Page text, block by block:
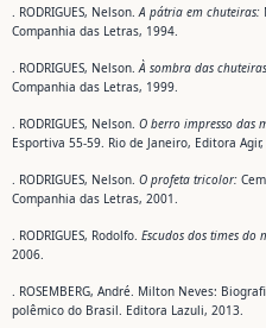
. RODRIGUES, Nelson.A pátria em chuteiras:
Companhia das Letras, 1994.
. RODRIGUES, Nelson.À sombra das
Companhia das Letras, 1999.
. RODRIGUES, Nelson. O berro impresso das
Esportiva 55-59. Rio de Janeiro, Editora
. RODRIGUES, Nelson. O profeta tricolor:
Companhia das Letras, 2001.
. RODRIGUES, Rodolfo. Escudos dos times do
2006.
. ROSEMBERG, André. Milton Neves:
polêmico do Brasil. Editora Lazuli, 2013.